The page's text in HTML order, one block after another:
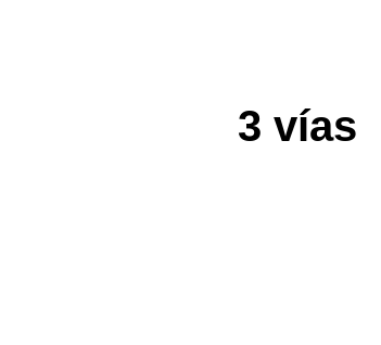
3 vías